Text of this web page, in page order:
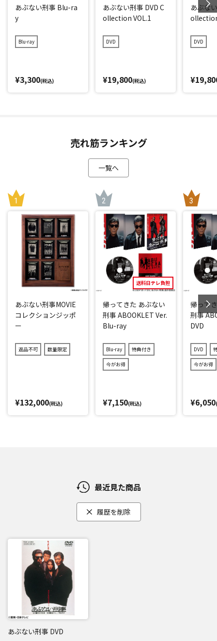
あぶない刑事 Blu-ra
y
Blu-ray
¥3,300(税込)
あぶない刑事 DVD C
ollection VOL.1
DVD
¥19,800(税込)
あぶな
DVD
売れ筋ランキング
一覧へ
あぶない刑事MOVIE
コレクションジッポ
ー
返品不可 数量限定
¥132,000(税込)
送料日テレ負担
帰ってきた あぶない
刑事 ABOOKLET Ver.
Blu-ray
Blu-ray 特典付き
今がお得
¥7,150(税込)
帰って
刑事
DVD
DVD
今がお得
¥6,050
最近見た商品
履歴を削除
あぶない刑事 DVD